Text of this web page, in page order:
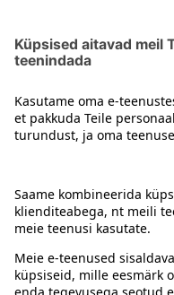
Matkavalgustid
Juhised
Tingimused